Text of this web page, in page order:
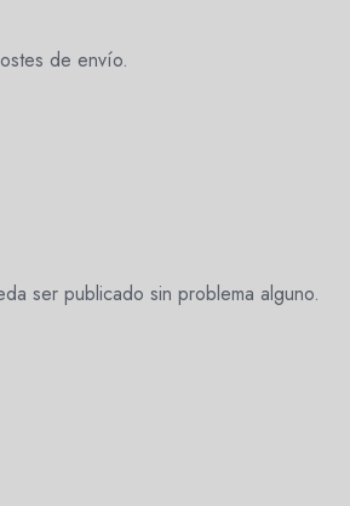
de envío.
ser publicado sin problema alguno.